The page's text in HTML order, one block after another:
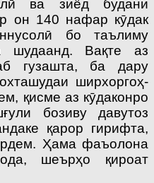
ва зиёд будани
он 140 нафар кӯдак
бо таълиму
шудаанд. Вақте аз
гузашта, ба дару
ширхоргоҳ-
қисме аз кӯдаконро
бозиву давутоз
қарор гирифта,
Ҳама фаъолона
шеърҳо қироат